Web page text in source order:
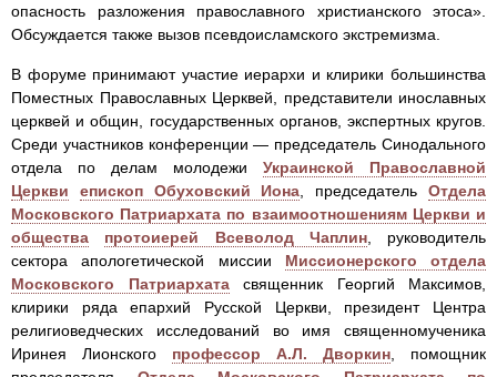
опасность разложения православного христианского этоса».
Обсуждается также вызов псевдоисламского экстремизма.
В форуме принимают участие иерархи и клирики большинства
Поместных Православных Церквей, представители инославных
церквей и общин, государственных органов, экспертных кругов.
Среди участников конференции — председатель Синодального
отдела по делам молодежи Украинской Православной
Церкви
епископ Обуховский Иона , председательОтдела
Московского Патриархата по взаимоотношениям Церкви и
общества
протоиерей Всеволод Чаплин, руководитель
сектора апологетической миссии Миссионерского отдела
Московского Патриархатасвященник Георгий Максимов,
клирики ряда епархий Русской Церкви, президент Центра
религиоведческих исследований во имя священномученика
Иринея Лионского профессор А.Л. Дворкин , помощник